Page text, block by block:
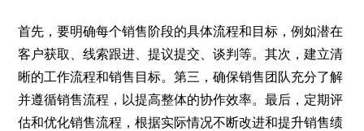
首先，要明确每个销售阶段的具体流程和目标，例如潜在
客户获取、线索跟进、提议提交、谈判等。其次，建立清
晰的工作流程和销售目标。第三，确保销售团队充分了解
并遵循销售流程，以提高整体的协作效率。最后，定期评
估和优化销售流程，根据实际情况不断改进和提升销售绩